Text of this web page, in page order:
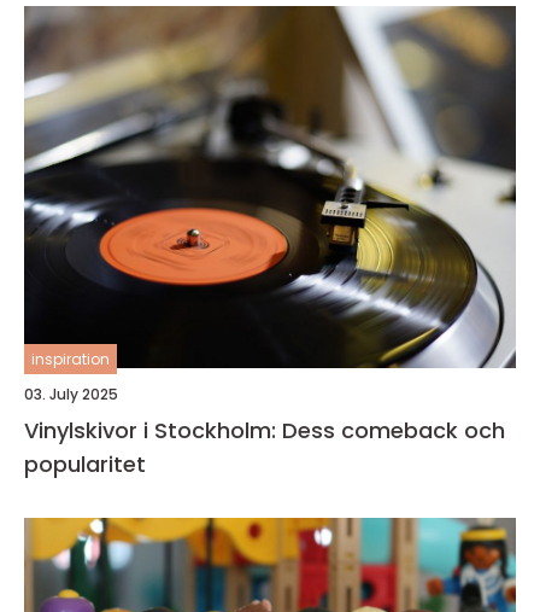
inspiration
03. July 2025
Vinylskivor i Stockholm: Dess comeback och
popularitet